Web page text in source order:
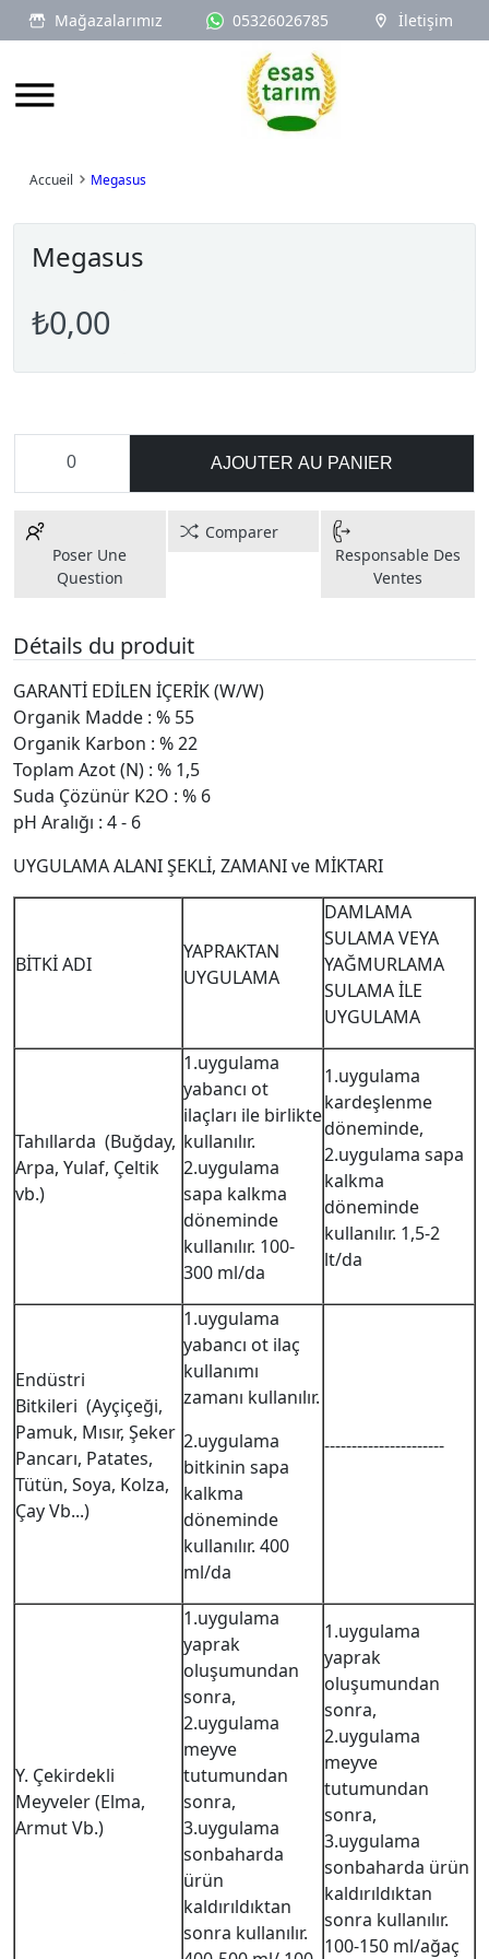
Mağazalarımız 05326026785 İletişim
Logo
Accueil Megasus
Megasus
₺0,00
AJOUTER AU PANIER
Poser Une
Question
Comparer
Responsable Des
Ventes
Détails du produit
GARANTİ EDİLEN İÇERİK (W/W)
Organik Madde : % 55
Organik Karbon : % 22
Toplam Azot (N) : % 1,5
Suda Çözünür K2O : % 6
pH Aralığı : 4 - 6
UYGULAMA ALANI ŞEKLİ, ZAMANI ve MİKTARI
BİTKİ ADI
YAPRAKTAN
UYGULAMA
DAMLAMA
SULAMA VEYA
YAĞMURLAMA
SULAMA İLE
UYGULAMA
Tahıllarda (Buğday,
Arpa, Yulaf, Çeltik
vb.)
1.uygulama
yabancı ot
ilaçları ile birlikte
kullanılır.
2.uygulama
sapa kalkma
döneminde
kullanılır. 100-
300 ml/da
1.uygulama
kardeşlenme
döneminde,
2.uygulama sapa
kalkma
döneminde
kullanılır. 1,5-2
lt/da
Endüstri
Bitkileri (Ayçiçeği,
Pamuk, Mısır, Şeker
Pancarı, Patates,
Tütün, Soya, Kolza,
Çay Vb...)
1.uygulama
yabancı ot ilaç
kullanımı
zamanı kullanılır.
2.uygulama
bitkinin sapa
kalkma
döneminde
kullanılır. 400
ml/da
----------------------
Y. Çekirdekli
Meyveler (Elma,
Armut Vb.)
1.uygulama
yaprak
oluşumundan
sonra,
2.uygulama
meyve
tutumundan
sonra,
3.uygulama
sonbaharda
ürün
kaldırıldıktan
sonra kullanılır.
1.uygulama
yaprak
oluşumundan
sonra,
2.uygulama
meyve
tutumundan
sonra,
3.uygulama
sonbaharda ürün
kaldırıldıktan
sonra kullanılır.
100-150 ml/ağaç